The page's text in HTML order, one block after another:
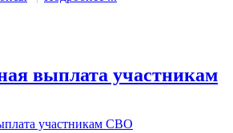
выплата участникам